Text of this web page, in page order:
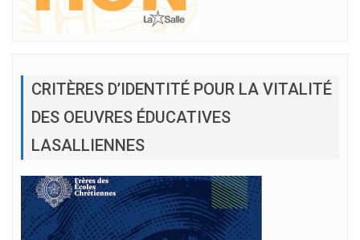
CRITÈRES D’IDENTITÉ POUR LA VITALITÉ
DES OEUVRES ÉDUCATIVES
LASALLIENNES